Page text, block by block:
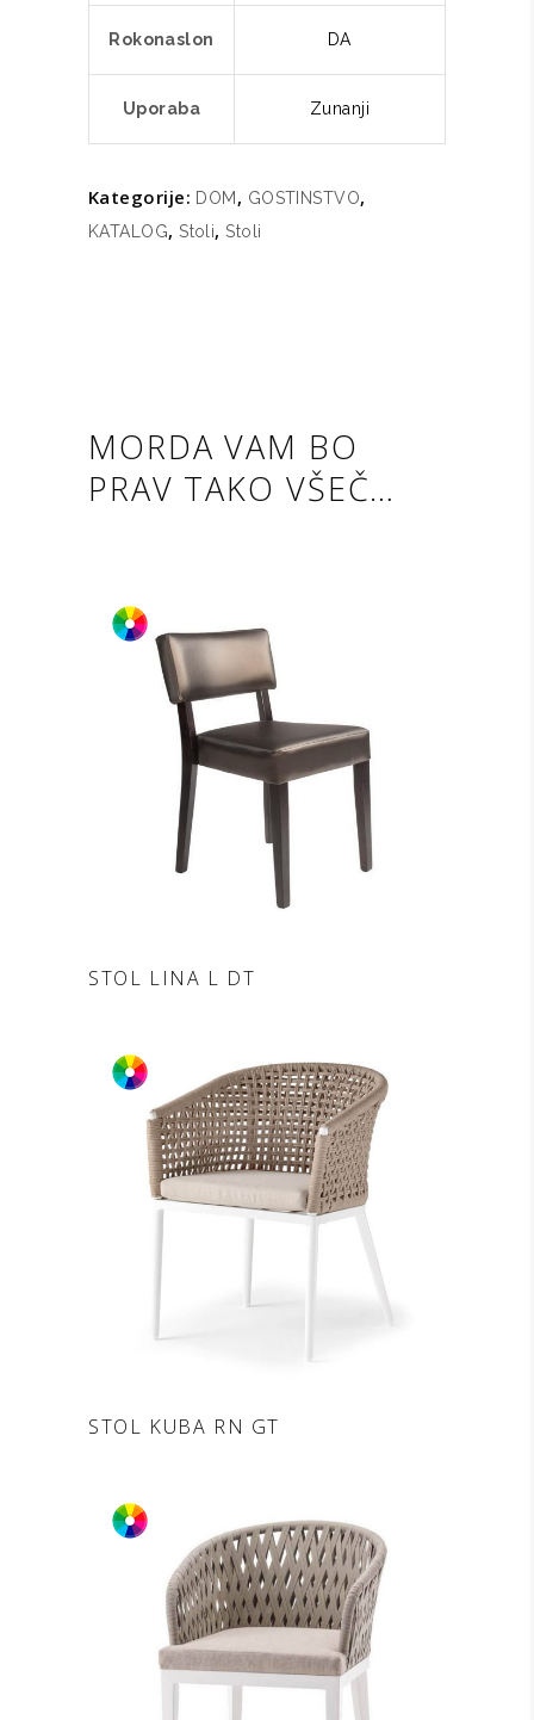
Rokonaslon DA
Uporaba Zunanji
Kategorije: DOM , GOSTINSTVO,
KATALOG,Stoli,Stoli
MORDA VAM BO
PRAV TAKO VŠEČ…
DODAJ V POVPRAŠEVANJE
STOL LINA L DT
DODAJ V POVPRAŠEVANJE
STOL KUBA RN GT